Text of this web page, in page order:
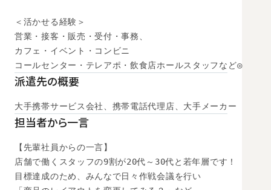
＜活かせる経験＞
営業・接客・販売・受付・事務、
カフェ・イベント・コンビニ
コールセンター・テレアポ・飲食店ホールスタッフなど◎
派遣先の概要
大手携帯サービス会社、携帯電話代理店、大手メーカー
担当者から一言
【先輩社員からの一言】
店舗で働くスタッフの9割が20代～30代と若年層です！
目標達成のため、みんなで日々作戦会議を行い